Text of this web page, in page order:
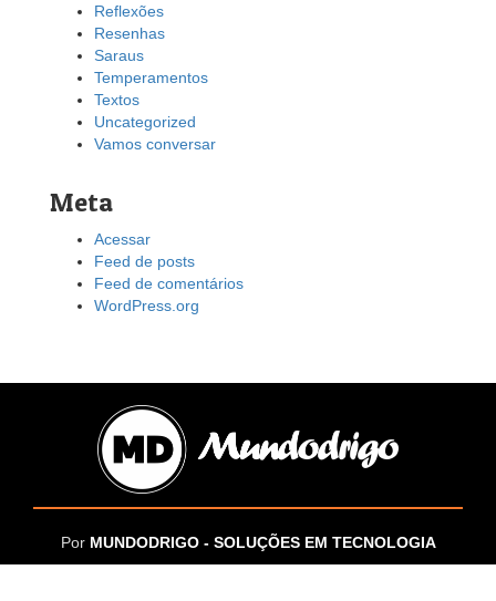
Reflexões
Resenhas
Saraus
Temperamentos
Textos
Uncategorized
Vamos conversar
Meta
Acessar
Feed de posts
Feed de comentários
WordPress.org
Por MUNDODRIGO - SOLUÇÕES EM TECNOLOGIA